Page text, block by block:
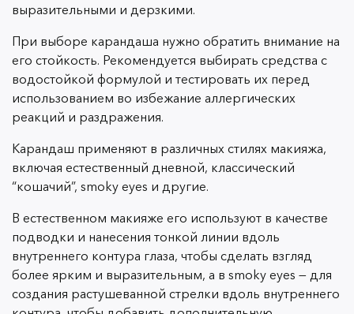
выразительными и дерзкими.
При выборе карандаша нужно обратить внимание на
его стойкость. Рекомендуется выбирать средства с
водостойкой формулой и тестировать их перед
использованием во избежание аллергических
реакций и раздражения.
Карандаш применяют в различных стилях макияжа,
включая естественный дневной, классический
“кошачий”, smoky eyes и другие.
В естественном макияже его используют в качестве
подводки и нанесения тонкой линии вдоль
внутреннего контура глаза, чтобы сделать взгляд
более ярким и выразительным, а в smoky eyes — для
создания растушеванной стрелки вдоль внутреннего